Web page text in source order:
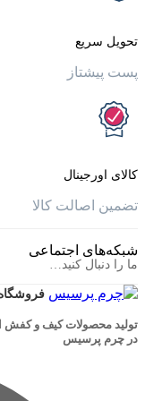
کالا
اجتماعی
کنید…
فروشگاه کیف و
کیف و کفش از بهترین